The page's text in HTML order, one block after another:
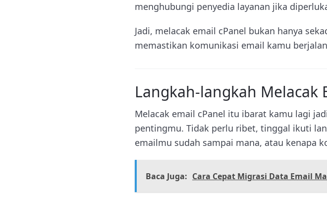
menghubungi penyedia layanan jika
Jadi, melacak email cPanel bukan hanya
memastikan komunikasi email kamu
Langkah-langkah Melacak
Melacak email cPanel itu ibarat kamu lagi
pentingmu. Tidak perlu ribet, tinggal ikuti
emailmu sudah sampai mana, atau kenapa
Baca Juga: Cara Cepat Migrasi Data Email